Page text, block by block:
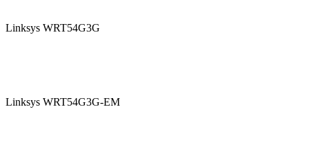
Linksys WRT54G3G
Linksys WRT54G3G-EM